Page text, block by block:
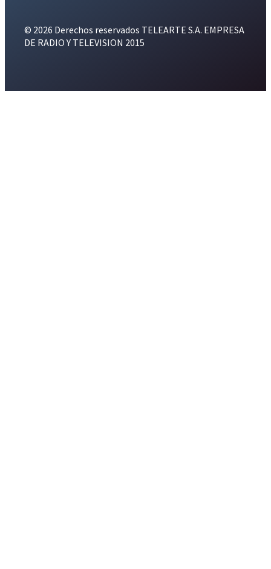
© 2026 Derechos reservados TELEARTE S.A. EMPRESA
DE RADIO Y TELEVISION 2015